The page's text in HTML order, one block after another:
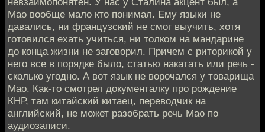
Мао вообще мало кто понимал. Ему языки не
давались, ни французский не смог выучить, хотя
готовился ехать учиться, ни толком на мандарине
до конца жизни не заговорил. Причем с риторикой у
него все в порядке было, статью накатать или речь -
сколько угодно. А вот язык не ворочался у товарища
Мао. Как-то смотрел документалку про рождение
КНР, там китайский китаец, переводчик на
английский, не может разобрать речь Мао по
аудиозаписи.